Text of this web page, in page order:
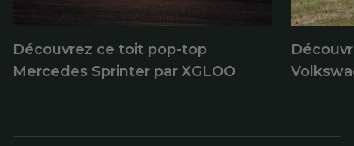
Découvrez ce toit pop-top
Mercedes Sprinter par XGLOO